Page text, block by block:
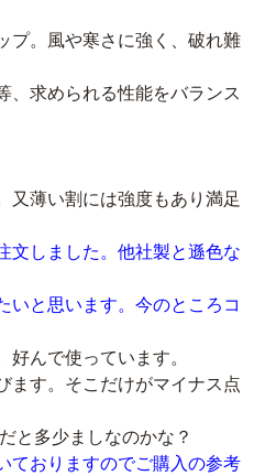
プ。風や寒さに強く、破れ難
、求められる性能をバランス
又薄い割には強度もあり満足
文しました。他社製と遜色な
いと思います。今のところコ
好んで使っています。
ます。そこだけがマイナス点
と多少ましなのかな？
ておりますのでご購入の参考